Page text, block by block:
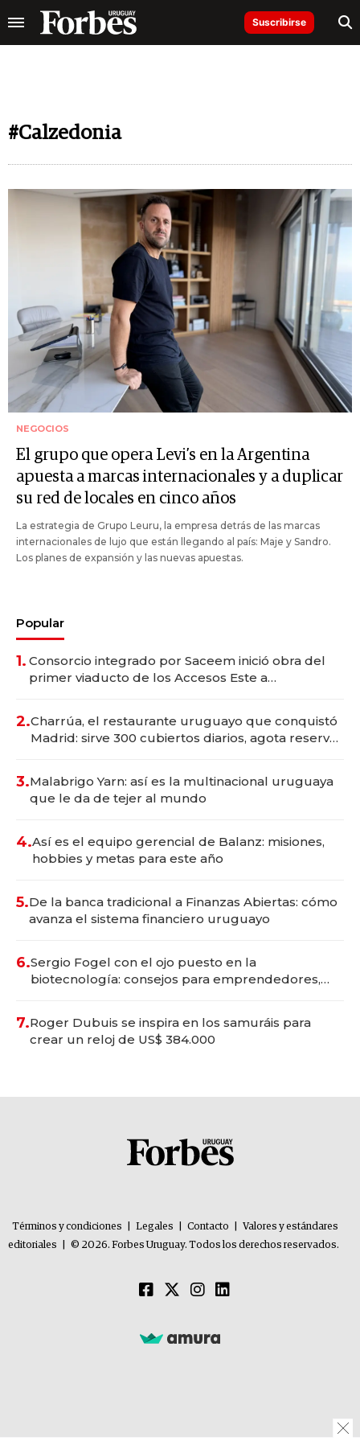
Suscribirse
#Calzedonia
NEGOCIOS
El grupo que opera Levi’s en la Argentina
apuesta a marcas internacionales y a duplicar
su red de locales en cinco años
La estrategia de Grupo Leuru, la empresa detrás de las marcas
internacionales de lujo que están llegando al país: Maje y Sandro.
Los planes de expansión y las nuevas apuestas.
Popular
1. Consorcio integrado por Saceem inició obra del
primer viaducto de los Accesos Este a
2.Charrúa, el restaurante uruguayo que conquistó
Madrid: sirve 300 cubiertos diarios, agota reservas
3.Malabrigo Yarn: así es la multinacional uruguaya
que le da de tejer al mundo
4.Así es el equipo gerencial de Balanz: misiones,
hobbies y metas para este año
5.De la banca tradicional a Finanzas Abiertas: cómo
avanza el sistema financiero uruguayo
6.Sergio Fogel con el ojo puesto en la
biotecnología: consejos para emprendedores,
7.Roger Dubuis se inspira en los samuráis para
crear un reloj de US$ 384.000
Términos y condiciones Legales Contacto
Valores y estándares
editoriales
© 2026. Forbes Uruguay. Todos los derechos reservados.